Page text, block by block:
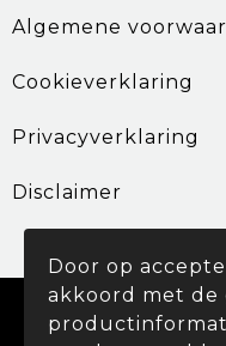
Algemene
Cookieverklaring
Privacyverklaring
Disclaimer
©
Door op
akkoord met de